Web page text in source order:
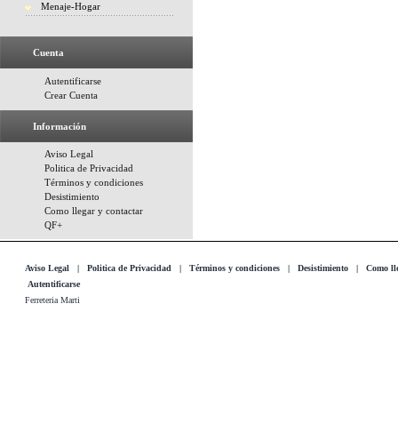
Menaje-Hogar
Cuenta
Autentificarse
Crear Cuenta
Información
Aviso Legal
Politica de Privacidad
Términos y condiciones
Desistimiento
Como llegar y contactar
QF+
Aviso Legal | Politica de Privacidad | Términos y condiciones | Desistimiento | Como
Autentificarse
Ferreteria Marti